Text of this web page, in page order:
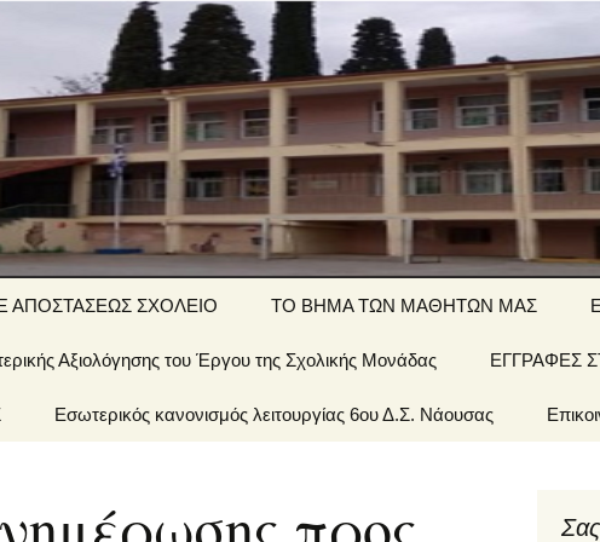
ΣΧΟΛΕΙΟ
ΑΠΟΣΤΑΣΕΩΣ ΣΧΟΛΕΙΟ
τάξη… εξ
ΤΟ ΒΗΜΑ ΤΩΝ ΜΑΘΗΤΩΝ ΜΑΣ
Αινίγματα-
Αξιολόγησης του Έργου της Σχολικής Μονάδας ΕΓΓΡΑΦΕΣ
Εσωτερικός κανονισμός λειτουργίας 6ου Δ.Σ. Νάουσας